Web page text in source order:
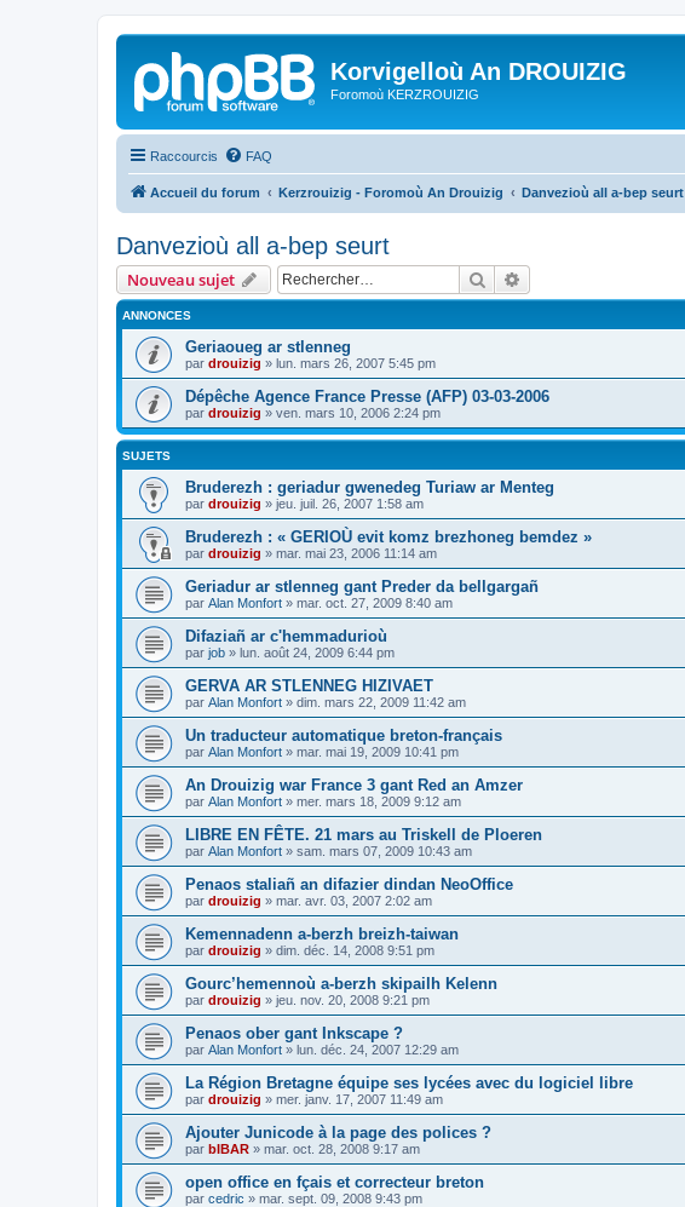
Korvigelloù An DROUIZIG
Foromoù KERZROUIZIG
Raccourcis FAQ
Accueil du forum Kerzrouizig - Foromoù An Drouizig Danvezioù all a-bep seurt
Danvezioù all a-bep seurt
Nouveau sujet Rechercher
ANNONCES
Geriaoueg ar stlenneg
par drouizig » lun. mars 26, 2007 5:45 pm
Dépêche Agence France Presse (AFP) 03-03-2006
par drouizig » ven. mars 10, 2006 2:24 pm
SUJETS
Bruderezh : geriadur gwenedeg Turiaw ar Menteg
par drouizig » jeu. juil. 26, 2007 1:58 am
Bruderezh : « GERIOÙ evit komz brezhoneg bemdez »
par drouizig » mar. mai 23, 2006 11:14 am
Geriadur ar stlenneg gant Preder da bellgargañ
par Alan Monfort » mar. oct. 27, 2009 8:40 am
Difaziañ ar c'hemmadurioù
par job » lun. août 24, 2009 6:44 pm
GERVA AR STLENNEG HIZIVAET
par Alan Monfort » dim. mars 22, 2009 11:42 am
Un traducteur automatique breton-français
par Alan Monfort » mar. mai 19, 2009 10:41 pm
An Drouizig war France 3 gant Red an Amzer
par Alan Monfort » mer. mars 18, 2009 9:12 am
LIBRE EN FÊTE. 21 mars au Triskell de Ploeren
par Alan Monfort » sam. mars 07, 2009 10:43 am
Penaos staliañ an difazier dindan NeoOffice
par drouizig » mar. avr. 03, 2007 2:02 am
Kemennadenn a-berzh breizh-taiwan
par drouizig » dim. déc. 14, 2008 9:51 pm
Gourc’hemennoù a-berzh skipailh Kelenn
par drouizig » jeu. nov. 20, 2008 9:21 pm
Penaos ober gant Inkscape ?
par Alan Monfort » lun. déc. 24, 2007 12:29 am
La Région Bretagne équipe ses lycées avec du logiciel libre
par drouizig » mer. janv. 17, 2007 11:49 am
Ajouter Junicode à la page des polices ?
par bIBAR » mar. oct. 28, 2008 9:17 am
open office en fçais et correcteur breton
par cedric » mar. sept. 09, 2008 9:43 pm